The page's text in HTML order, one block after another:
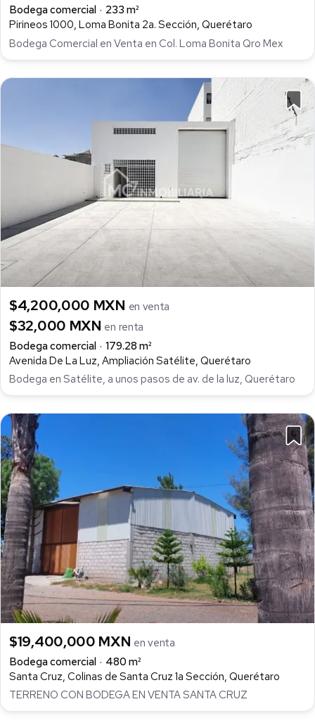
Bodega comercial
233 m²
Pirineos 1000, Loma Bonita 2a. Sección, Querétaro
Bodega Comercial en Venta en Col. Loma Bonita Qro Mex
$4,200,000 MXN en venta
$32,000 MXN en renta
Bodega comercial
179.28 m²
Avenida De La Luz, Ampliación Satélite, Querétaro
Bodega en Satélite, a unos pasos de av. de la luz, Querétaro
$19,400,000 MXN en venta
Bodega comercial
480 m²
Santa Cruz, Colinas de Santa Cruz 1a Sección, Querétaro
TERRENO CON BODEGA EN VENTA SANTA CRUZ